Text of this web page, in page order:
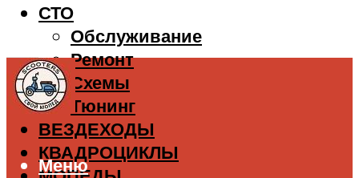
СТО
Обслуживание
Ремонт
Схемы
Тюнинг
ВЕЗДЕХОДЫ
КВАДРОЦИКЛЫ
Меню